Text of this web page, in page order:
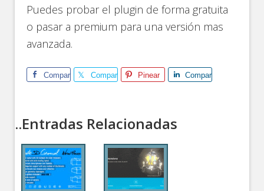
Puedes probar el plugin de forma gratuita
o pasar a premium para una versión mas
avanzada.
Comparte Comparte Pinear Comparte
..Entradas Relacionadas